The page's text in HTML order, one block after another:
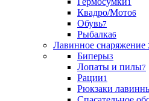
1
Квадро/Мото6
Обувь7
Рыбалка6
Лавинное снаряжение
Биперы3
Лопаты и пилы7
Рации1
Рюкзаки